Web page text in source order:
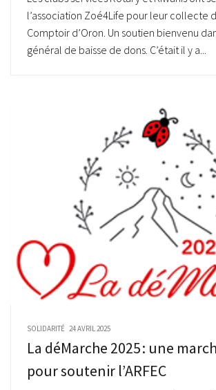
l’association Zoé4Life pour leur collecte
Comptoir d’Oron. Un soutien bienvenu
général de baisse de dons. C’était il y a...
SOLIDARITÉ 24 AVRIL 2025
La déMarche 2025 : une
pour soutenir l’ARFEC